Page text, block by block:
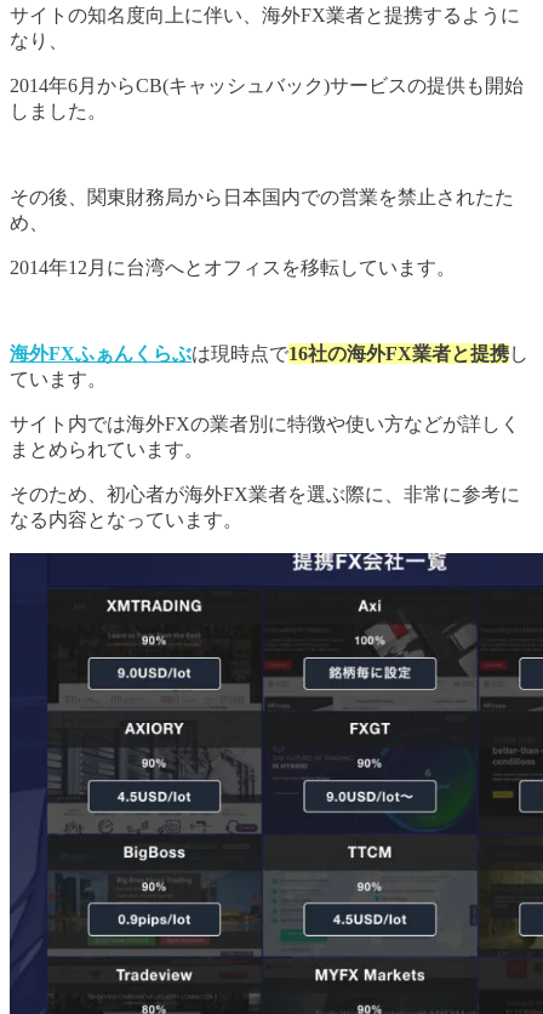
サイトの知名度向上に伴い、海外FX業者と提携するように
なり、
2014年6月からCB(キャッシュバック)サービスの提供も開始
しました。
その後、関東財務局から日本国内での営業を禁止されたた
め、
2014年12月に台湾へとオフィスを移転しています。
海外FXふぁんくらぶは現時点で16社の海外FX業者と提携し
ています。
サイト内では海外FXの業者別に特徴や使い方などが詳しく
まとめられています。
そのため、初心者が海外FX業者を選ぶ際に、非常に参考に
なる内容となっています。